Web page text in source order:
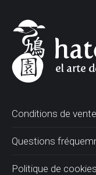
Conditions de vente
Questions
Politique de cookies